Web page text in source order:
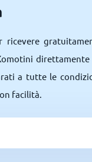
ricevere
direttamente
a tutte le
facilità.